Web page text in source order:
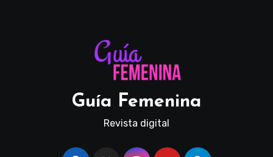
Guía Femenina
Revista digital